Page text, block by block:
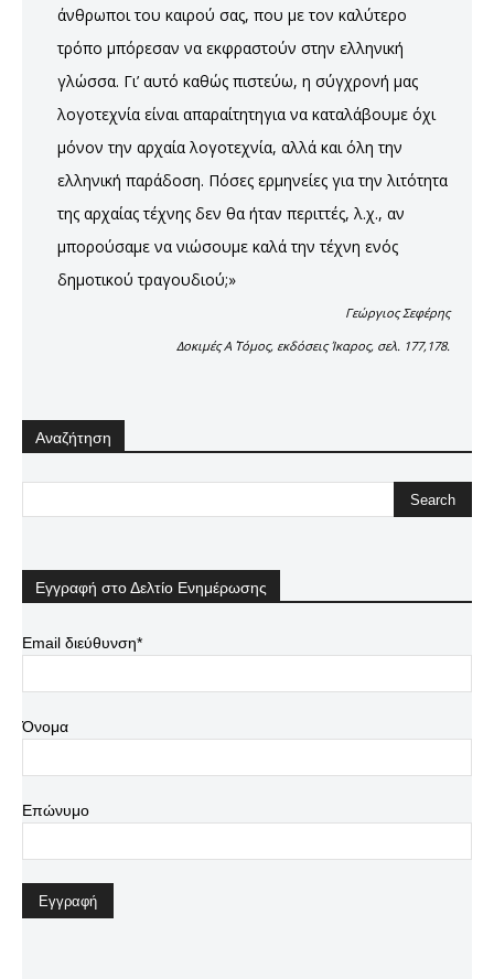
άνθρωποι του καιρού σας, που με τον καλύτερο
τρόπο μπόρεσαν να εκφραστούν στην ελληνική
γλώσσα. Γι’ αυτό καθώς πιστεύω, η σύγχρονή μας
λογοτεχνία είναι απαραίτητηγια να καταλάβουμε όχι
μόνον την αρχαία λογοτεχνία, αλλά και όλη την
ελληνική παράδοση. Πόσες ερμηνείες για την λιτότητα
της αρχαίας τέχνης δεν θα ήταν περιττές, λ.χ., αν
μπορούσαμε να νιώσουμε καλά την τέχνη ενός
δημοτικού τραγουδιού;»
Γεώργιος Σεφέρης
Δοκιμές Α΄ Τόμος, εκδόσεις Ίκαρος, σελ. 177,178.
Αναζήτηση
Εγγραφή στο Δελτίο Ενημέρωσης
Email διεύθυνση*
Όνομα
Επώνυμο